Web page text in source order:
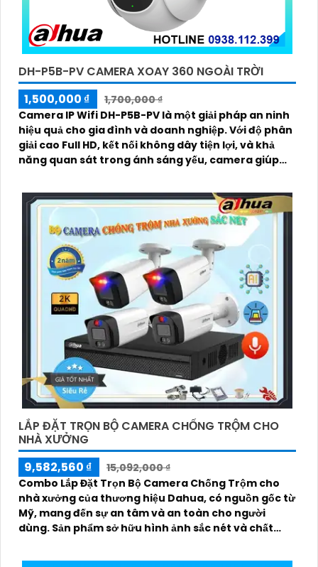
DH-P5B-PV CAMERA XOAY 360 NGOÀI TRỜI
1,500,000 ₫
1,700,000 ₫
Camera IP Wifi DH-P5B-PV là một giải pháp an ninh
hiệu quả cho gia đình và doanh nghiệp. Với độ phân
giải cao Full HD, kết nối không dây tiện lợi, và khả
năng quan sát trong ánh sáng yếu, camera giúp
LẮP ĐẶT TRỌN BỘ CAMERA CHỐNG TRỘM CHO
NHÀ XƯỞNG
9,582,560 ₫
15,092,000 ₫
Combo Lắp Đặt Trọn Bộ Camera Chống Trộm cho
nhà xưởng của thương hiệu Dahua, có nguồn gốc từ
Mỹ, mang đến sự an tâm và an toàn cho người
dùng. Sản phẩm sở hữu hình ảnh sắc nét và chất